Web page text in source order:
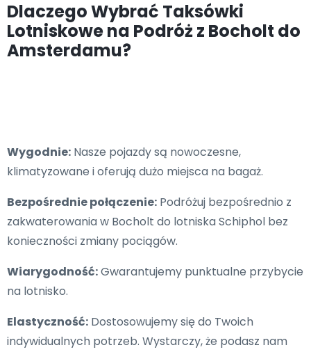
Dlaczego Wybrać Taksówki
Lotniskowe na Podróż z Bocholt do
Amsterdamu?
Wygodnie: Nasze pojazdy są nowoczesne,
klimatyzowane i oferują dużo miejsca na bagaż.
Bezpośrednie połączenie: Podróżuj bezpośrednio z
zakwaterowania w Bocholt do lotniska Schiphol bez
konieczności zmiany pociągów.
Wiarygodność:Gwarantujemy punktualne przybycie
na lotnisko.
Elastyczność: Dostosowujemy się do Twoich
indywidualnych potrzeb. Wystarczy, że podasz nam